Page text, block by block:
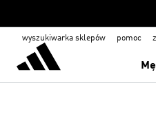
wyszukiwarka sklepów pomoc